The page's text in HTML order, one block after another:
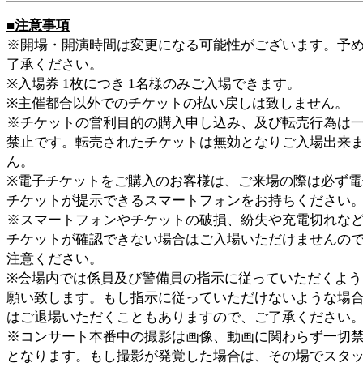
■注意事項
※開場・開演時間は変更になる可能性がございます。予
了承ください。
※入場券 1枚につき 1名様のみご入場できます。
※主催都合以外でのチケットの払い戻しは致しません。
※チケットの営利目的の購入申し込み、及び転売行為は
禁止です。転売されたチケットは無効となりご入場出来
ん。
※電子チケットをご購入のお客様は、ご来場の際は必ず
チケットが提示できるスマートフォンをお持ちください
※スマートフォンやチケットの破損、紛失や充電切れな
チケットが確認できない場合はご入場いただけませんの
注意ください。
※会場内では係員及び警備員の指示に従っていただくよ
願い致します。もし指示に従っていただけないような場
はご退場いただくこともありますので、ご了承ください
※コンサート本番中の撮影は画像、動画に関わらず一切
となります。もし撮影が発覚した場合は、その場でスタ